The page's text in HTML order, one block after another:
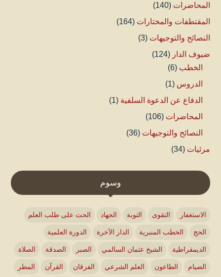
المحاضرات (140)
المقتطفات والمختارات (164)
النصائح والتوجيهات (3)
ضيوف الدار (124)
الخطب (6)
الدروس (1)
الدفاع عن الدعوة السلفية (1)
المحاضرات (106)
النصائح والتوجيهات (36)
مرئيات (34)
وسوم
الاستغفار التقوى التوبة الجهاد الحث على طلب العلم
الحج الخطب المنبرية الدار الآخرة الدورة العلمية
الديمقراطية الشيخ عثمان السالمي الصبر الصدقة الصلاة
الصيام الطاعون العلم الشرعي الفرقان القرآن المطر